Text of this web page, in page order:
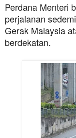
Perdana Menteri
perjalanan
Gerak Malaysia
berdekatan.